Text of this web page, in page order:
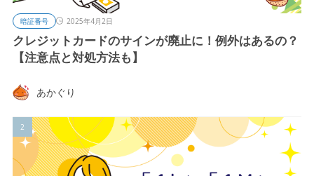
暗証番号 2025年4月2日
クレジットカードのサインが廃止に！例外はあるの？
【注意点と対処方法も】
あかぐり